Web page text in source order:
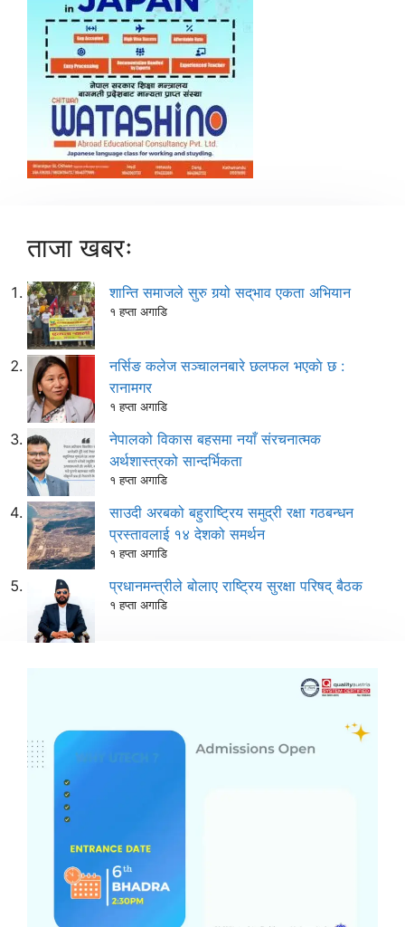
ताजा खबरः
शान्ति समाजले सुरु गर्‍यो सद्‌भाव एकता अभियान
१ हप्ता अगाडि
नर्सिङ कलेज सञ्चालनबारे छलफल भएकाे छ :
रानामगर
१ हप्ता अगाडि
नेपालको विकास बहसमा नयाँ संरचनात्मक
अर्थशास्त्रको सान्दर्भिकता
१ हप्ता अगाडि
साउदी अरबको बहुराष्ट्रिय समुद्री रक्षा गठबन्धन
प्रस्तावलाई १४ देशको समर्थन
१ हप्ता अगाडि
प्रधानमन्त्रीले बोलाए राष्ट्रिय सुरक्षा परिषद् बैठक
१ हप्ता अगाडि